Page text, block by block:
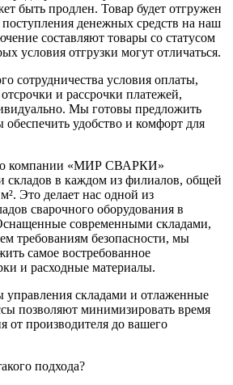
быть продлен. Товар будет отгружен
поступления денежных средств на наш
составляют товары со статусом
условия отгрузки могут отличаться.
сотрудничества условия оплаты,
и рассрочки платежей,
Мы готовы предложить
обеспечить удобство и комфорт для
компании «МИР СВАРКИ»
складов в каждом из филиалов, общей
Это делает нас одной из
сварочного оборудования в
современными складами,
требованиям безопасности, мы
самое востребованное
и расходные материалы.
складами и отлаженные
позволяют минимизировать время
от производителя до вашего
подхода?